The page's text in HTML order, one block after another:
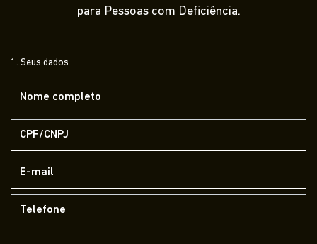
para Pessoas com Deficiência.
1. Seus dados